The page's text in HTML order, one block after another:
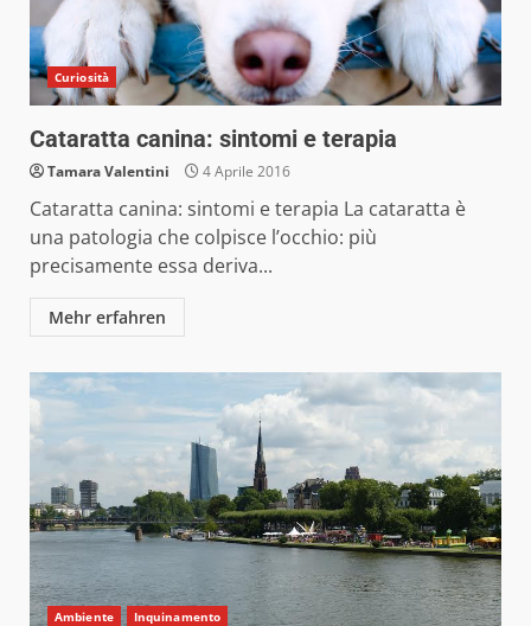
Curiosità
Cataratta canina: sintomi e terapia
Tamara Valentini 4 Aprile 2016
Cataratta canina: sintomi e terapia La cataratta è
una patologia che colpisce l’occhio: più
precisamente essa deriva...
Mehr erfahren
Ambiente Inquinamento